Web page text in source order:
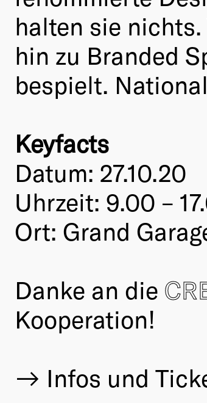
halten sie
hin zu Branded
bespielt.
Keyfacts
Datum: 27.10.20
Uhrzeit: 9.00 –
Ort: Grand
Danke an die
Kooperation!
Infos und